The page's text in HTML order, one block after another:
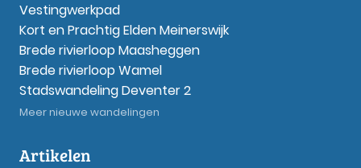
Vestingwerkpad
Kort en Prachtig Elden Meinerswijk
Brede rivierloop Maasheggen
Brede rivierloop Wamel
Stadswandeling Deventer 2
Meer nieuwe wandelingen
Artikelen